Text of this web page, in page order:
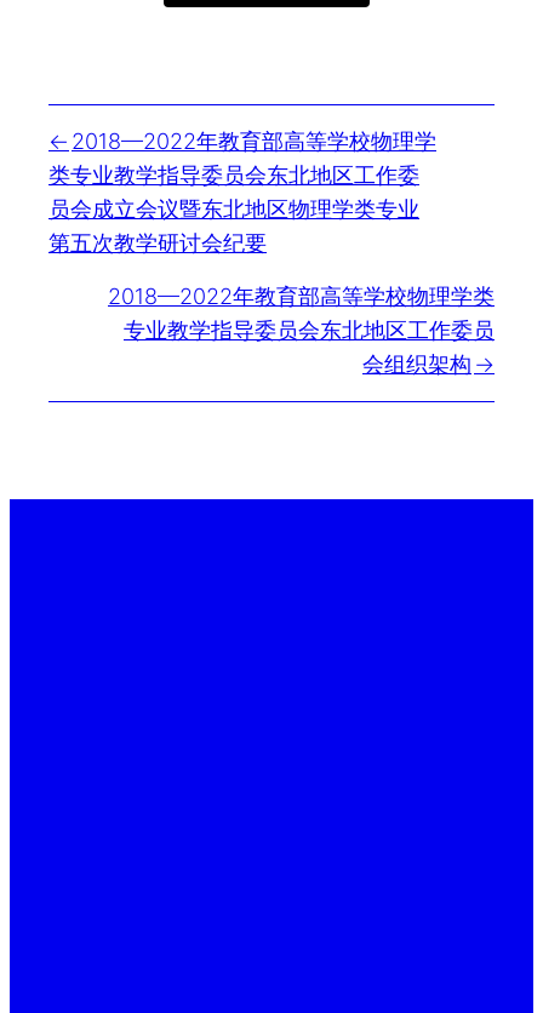
2018—2022年教育部高等学校物理学
类专业教学指导委员会东北地区工作委
员会成立会议暨东北地区物理学类专业
第五次教学研讨会纪要
2018—2022年教育部高等学校物理学类
专业教学指导委员会东北地区工作委员
会组织架构